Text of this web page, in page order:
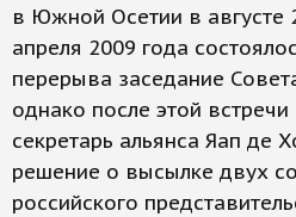
в Южной Осетии в августе
апреля 2009 года
перерыва заседание
однако после этой встречи
секретарь альянса Яап де
решение о высылке двух
российского